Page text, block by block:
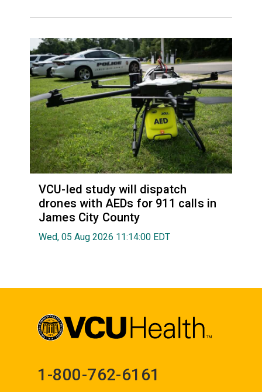
VCU-led study will dispatch
drones with AEDs for 911 calls in
James City County
Wed, 05 Aug 2026 11:14:00 EDT
1-800-762-6161